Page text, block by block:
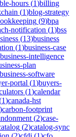
hours (1)billing
(1)blog-strategy
(9)bpa
notification (1)bss
(13)business
(1)business-case
business-intelligence
plan
business-software
portal (1)buyers-
(1)calendar
1)canada-hst
)carbon-footprint
(2)case-
(2)catalog-sync